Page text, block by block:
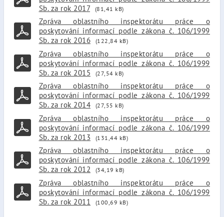
Sb. za rok 2017
(81,41 kB)
Zpráva oblastního inspektorátu práce o
poskytování informací podle zákona č. 106/1999
Sb. za rok 2016
(122,84 kB)
Zpráva oblastního inspektorátu práce o
poskytování informací podle zákona č. 106/1999
Sb. za rok 2015
(27,54 kB)
Zpráva oblastního inspektorátu práce o
poskytování informací podle zákona č. 106/1999
Sb. za rok 2014
(27,55 kB)
Zpráva oblastního inspektorátu práce o
poskytování informací podle zákona č. 106/1999
Sb. za rok 2013
(131,44 kB)
Zpráva oblastního inspektorátu práce o
poskytování informací podle zákona č. 106/1999
Sb. za rok 2012
(34,19 kB)
Zpráva oblastního inspektorátu práce o
poskytování informací podle zákona č. 106/1999
Sb. za rok 2011
(100,69 kB)